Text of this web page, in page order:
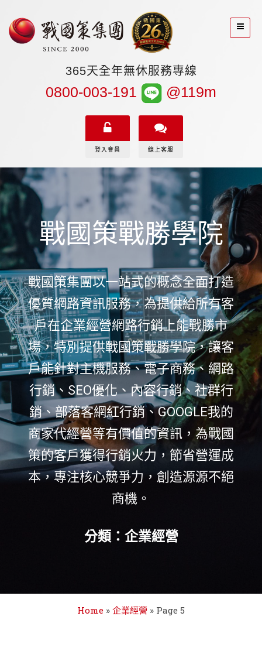
365天全年無休服務專線
0800-003-191 @119m
登入會員 線上客服
戰國策戰勝學院
戰國策集團以一站式的概念全面打造
優質網路資訊服務，為提供給所有客
戶在企業經營網路行銷上能戰勝市
場，特別提供戰國策戰勝學院，讓客
戶能針對主機服務、電子商務、網路
行銷、SEO優化、內容行銷、社群行
銷、部落客網紅行銷、GOOGLE我的
商家代經營等有價值的資訊，為戰國
策的客戶獲得行銷火力，節省營運成
本，專注核心競爭力，創造源源不絕
商機。
分類：企業經營
Home » 企業經營 » Page 5